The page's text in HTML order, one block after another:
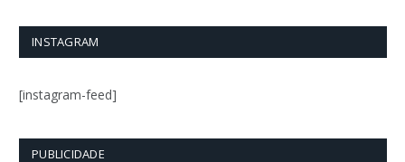
INSTAGRAM
[instagram-feed]
PUBLICIDADE